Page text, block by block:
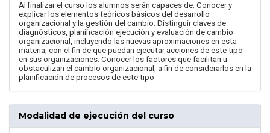
Al finalizar el curso los alumnos serán capaces de: Conocer y
explicar los elementos teóricos básicos del desarrollo
organizacional y la gestión del cambio. Distinguir claves de
diagnósticos, planificación ejecución y evaluación de cambio
organizacional, incluyendo las nuevas aproximaciones en esta
materia, con el fin de que puedan ejecutar acciones de este tipo
en sus organizaciones. Conocer los factores que facilitan u
obstaculizan el cambio organizacional, a fin de considerarlos en la
planificación de procesos de este tipo
Modalidad de ejecución del curso